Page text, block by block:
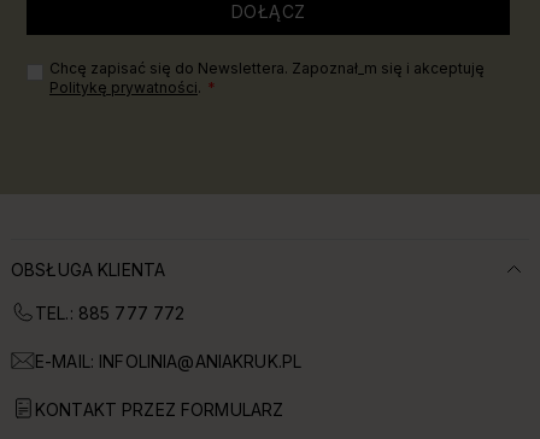
DOŁĄCZ
Chcę zapisać się do Newslettera. Zapoznał_m się i akceptuję
Politykę prywatności.
OBSŁUGA KLIENTA
TEL.: 885 777 772
E-MAIL: INFOLINIA@ANIAKRUK.PL
KONTAKT PRZEZ FORMULARZ